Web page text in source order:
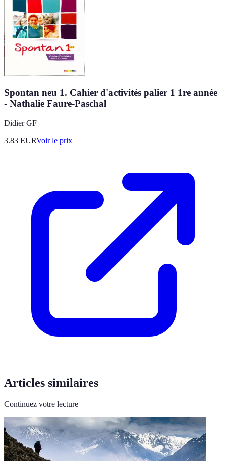
Spontan neu 1. Cahier d'activités palier 1 1re année
- Nathalie Faure-Paschal
Didier GF
3.83 EURVoir le prix
Articles similaires
Continuez votre lecture